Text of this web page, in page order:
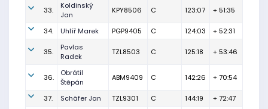
33.
Koldinský
Jan
KPY8506 C 123:07 + 51:35
34. Uhlíř Marek PGP9405 C 124:03 + 52:31
35.
Pavlas
Radek
TZL8503 C 125:18 + 53:46
36.
Obrátil
Štěpán
ABM9409 C 142:26 + 70:54
37. Schäfer Jan TZL9301 C 144:19
+ 72:47